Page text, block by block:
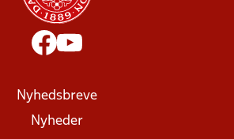
Nyhedsbreve
Nyheder